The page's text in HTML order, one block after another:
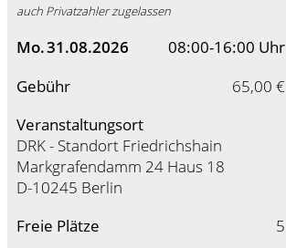
auch Privatzahler zugelassen
Mo.31.08.2026
08:00-16:00 Uhr
Gebühr
65,00 €
Veranstaltungsort
DRK - Standort Friedrichshain
Markgrafendamm 24 Haus 18
D-10245 Berlin
Freie Plätze
5